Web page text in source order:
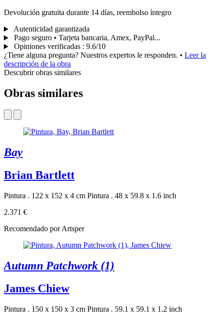
Devolución gratuita durante 14 días, reembolso íntegro
Autenticidad garantizada
Pago seguro • Tarjeta bancaria, Amex, PayPal...
Opiniones verificadas : 9.6/10
¿Tiene alguna pregunta? Nuestros expertos le responden. • Leer la
descripción de la obra
Descubrir obras similares
Obras similares
Bay
Brian Bartlett
Pintura . 122 x 152 x 4 cm Pintura . 48 x 59.8 x 1.6 inch
2.371 €
Recomendado por Artsper
Autumn Patchwork (1)
James Chiew
Pintura . 150 x 150 x 3 cm Pintura . 59.1 x 59.1 x 1.2 inch